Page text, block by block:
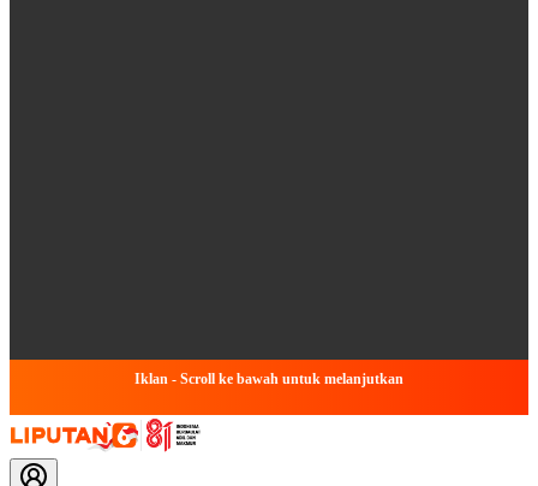
Iklan - Scroll ke bawah untuk melanjutkan